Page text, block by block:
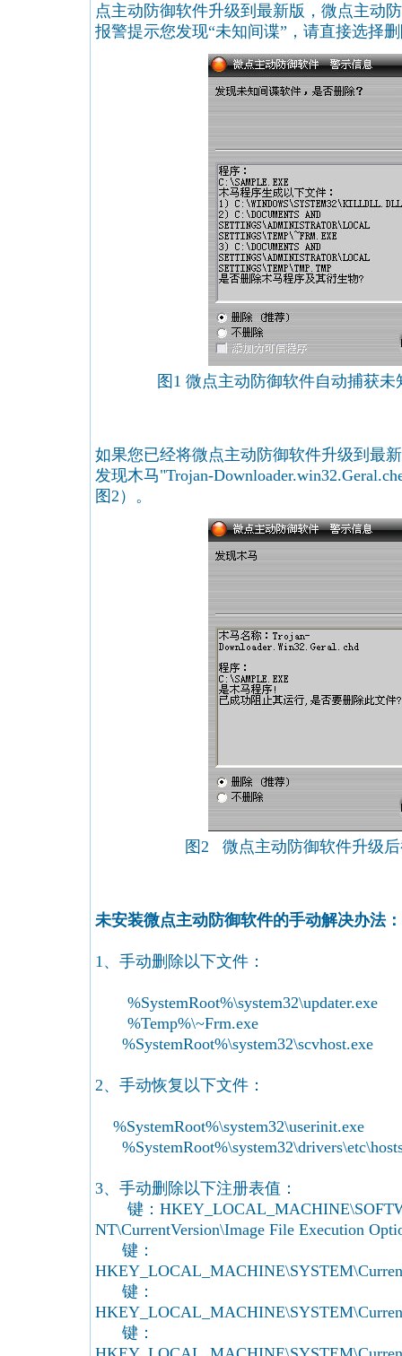
点主动防御软件升级到最新版，微点主动
报警提示您发现“未知间谍”，请直接选择
图1 微点主动防御软件自动捕获
如果您已经将微点主动防御软件升级到最
发现木马"Trojan-
图2）。
图2 微点主动防御软件升级
未安装微点主动防御软件的手动解决办法：
1、手动删除以下文件：
%SystemRoot%\system32\updater.exe
%Temp%\~Frm.exe
%SystemRoot%\system32\scvhost.exe
2、手动恢复以下文件：
%SystemRoot%\system32\userinit.exe
3、手动删除以下注册表值：
键：
NT\CurrentVersion\Image File Execution
键：
键：
键：